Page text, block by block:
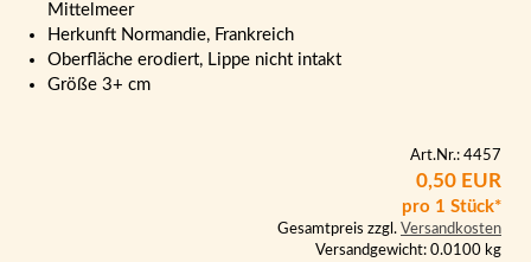
Mittelmeer
Herkunft Normandie, Frankreich
Oberfläche erodiert, Lippe nicht intakt
Größe 3+ cm
Art.Nr.: 4457
0,50 EUR
pro 1 Stück*
Gesamtpreis zzgl. Versandkosten
Versandgewicht: 0.0100 kg